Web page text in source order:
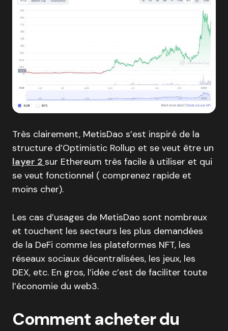
Très clairement, MetisDao s’est inspiré de la
structure d’Optimistic Rollup et se veut être un
layer 2 sur Ethereum très facile à utiliser et qui
se veut fonctionnel ( comprenez rapide et
moins cher).
Les cas d’usages de MetisDao sont nombreux
et touchent les secteurs les plus demandées
de la DeFi comme les plateformes NFT, les
réseaux sociaux décentralisées, les jeux, les
DEX, etc. En gros, l’idée c’est de faciliter toute
l’économie du web3.
Comment acheter du